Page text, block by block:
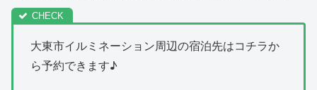
大東市イルミネーション周辺の宿泊先はコチラか
ら予約できます♪